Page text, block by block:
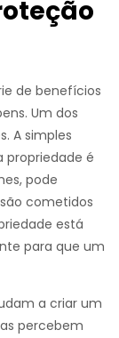
de benefícios
Um dos
A simples
propriedade é
pode
cometidos
está
para que um
a criar um
percebem